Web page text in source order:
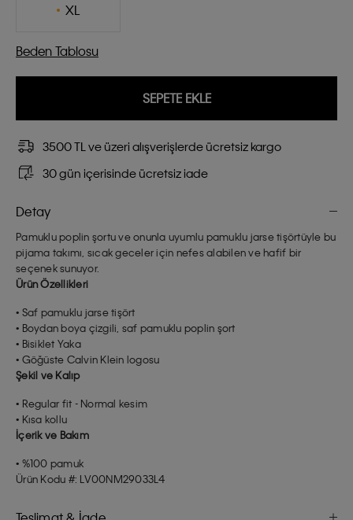
XL
Beden Tablosu
SEPETE EKLE
3500 TL ve üzeri alışverişlerde ücretsiz kargo
30 gün içerisinde ücretsiz iade
Detay
Pamuklu poplin şortu ve onunla uyumlu pamuklu jarse tişörtüyle bu
pijama takımı, sıcak geceler için nefes alabilen ve hafif bir
seçenek sunuyor.
Ürün Özellikleri
• Saf pamuklu jarse tişört
• Boydan boya çizgili, saf pamuklu poplin şort
• Bisiklet Yaka
• Göğüste Calvin Klein logosu
Şekil ve Kalıp
• Regular fit - Normal kesim
• Kısa kollu
İçerik ve Bakım
• %100 pamuk
Ürün Kodu #: LV00NM29033L4